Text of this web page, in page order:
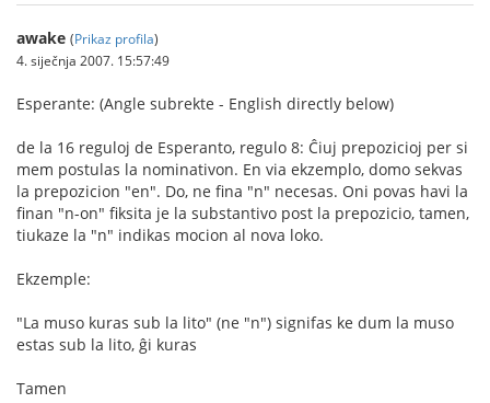
awake (Prikaz profila)
4. siječnja 2007. 15:57:49
Esperante: (Angle subrekte - English directly below)
de la 16 reguloj de Esperanto, regulo 8: Ĉiuj prepozicioj per si
mem postulas la nominativon. En via ekzemplo, domo sekvas
la prepozicion "en". Do, ne fina "n" necesas. Oni povas havi la
finan "n-on" fiksita je la substantivo post la prepozicio, tamen,
tiukaze la "n" indikas mocion al nova loko.
Ekzemple:
"La muso kuras sub la lito" (ne "n") signifas ke dum la muso
estas sub la lito, ĝi kuras
Tamen